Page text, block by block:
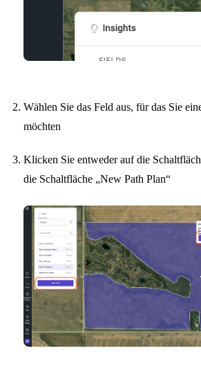
Wählen Sie das Feld aus, für das Sie
möchten
Klicken Sie entweder auf die
die Schaltfläche „New Path Plan“